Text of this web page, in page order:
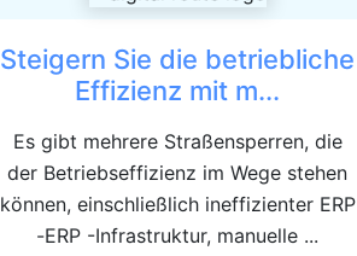
Steigern Sie die betriebliche
Effizienz mit m...
Es gibt mehrere Straßensperren, die
der Betriebseffizienz im Wege stehen
können, einschließlich ineffizienter ERP
-ERP -Infrastruktur, manuelle ...